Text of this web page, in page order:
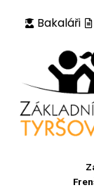
Bakaláři